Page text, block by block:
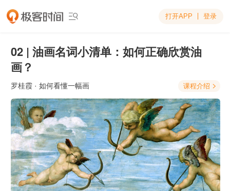
 打开APP 登录
02 | 油画名词小清单：如何正确欣赏油
画？
罗桂霞 · 如何看懂一幅画 课程介绍 